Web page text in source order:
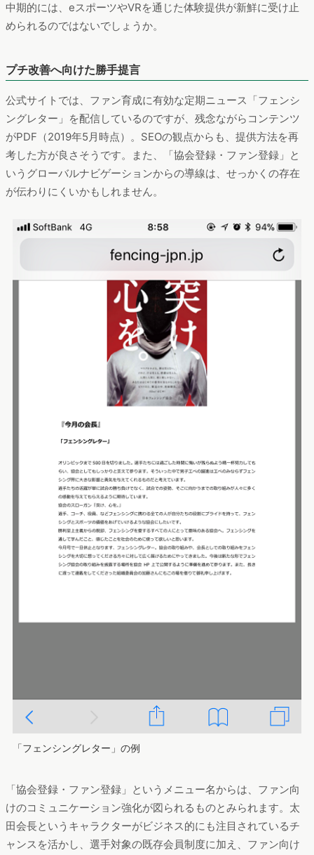
中期的には、eスポーツやVRを通じた体験提供が新鮮に受け止
められるのではないでしょうか。
プチ改善へ向けた勝手提言
公式サイトでは、ファン育成に有効な定期ニュース「フェンシ
ングレター」を配信しているのですが、残念ながらコンテンツ
がPDF（2019年5月時点）。SEOの観点からも、提供方法を再
考した方が良さそうです。また、「協会登録・ファン登録」と
いうグローバルナビゲーションからの導線は、せっかくの存在
が伝わりにくいかもしれません。
「フェンシングレター」の例
「協会登録・ファン登録」というメニュー名からは、ファン向
けのコミュニケーション強化が図られるものとみられます。太
田会長というキャラクターがビジネス的にも注目されているチ
ャンスを活かし、選手対象の既存会員制度に加え、ファン向け